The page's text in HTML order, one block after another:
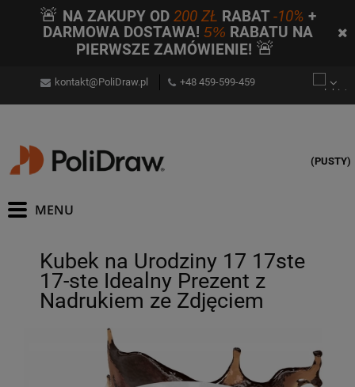
🚨 NA ZAKUPY OD200 ZŁ RABAT-10% +
DARMOWA DOSTAWA! 5% RABATU NA
PIERWSZE ZAMÓWIENIE! 🚨
kontakt@PoliDraw.pl +48 459-599-459
(PUSTY)
Kubek na Urodziny 17 17ste
17-ste Idealny Prezent z
Nadrukiem ze Zdjęciem